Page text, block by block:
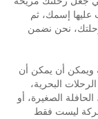
عليها إسمك، ثم
نحن نضمن
ويمكن أن يمكن أن
البحرية،
الصغيرة، أو
خدمات الشركة ليست فقط